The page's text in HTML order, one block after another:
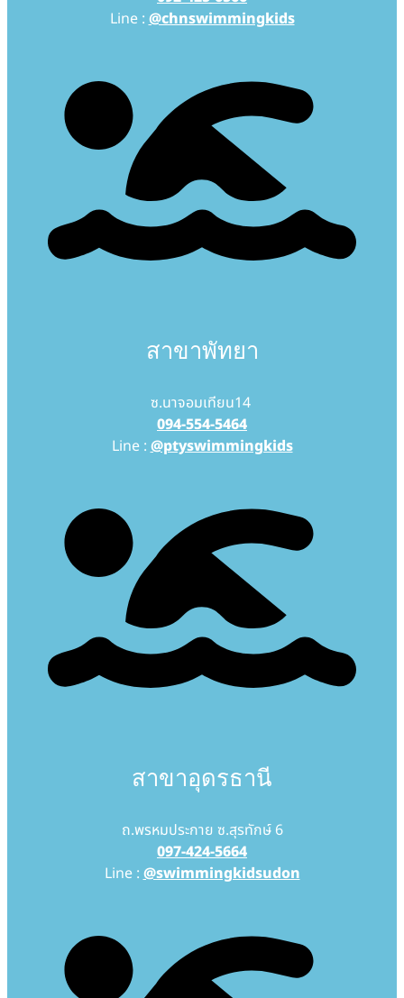
Line : @chnswimmingkids
สาขาพัทยา
ซ.นาจอมเทียน14
094-554-5464
Line : @ptyswimmingkids
สาขาอุดรธานี
ถ.พรหมประกาย ซ.สุรทักษ์ 6
097-424-5664
Line :@swimmingkidsudon